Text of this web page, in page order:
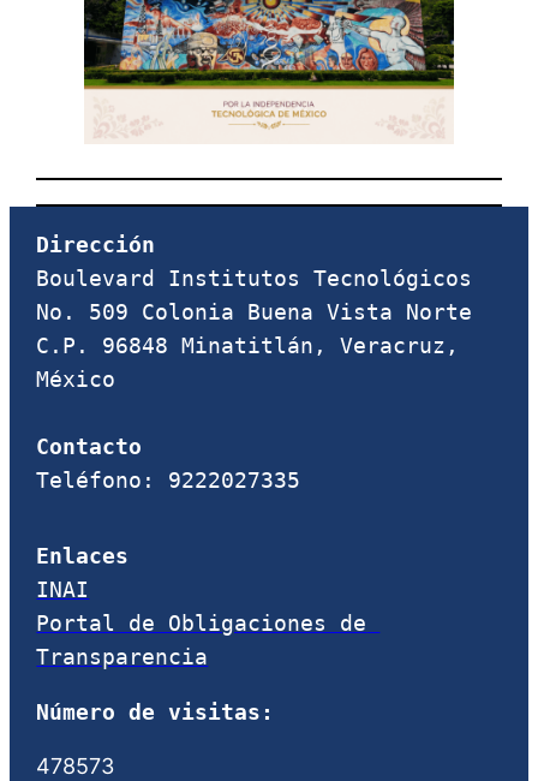
Dirección
Boulevard Institutos Tecnológicos
No. 509 Colonia Buena Vista Norte
C.P. 96848 Minatitlán, Veracruz,
México
Contacto
Teléfono: 9222027335
Enlaces
INAI
Portal de Obligaciones de
Transparencia
Número de visitas:
478573